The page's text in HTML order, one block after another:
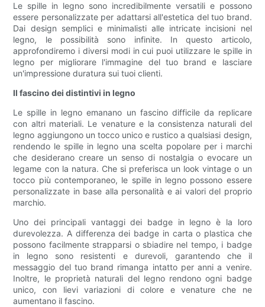
Le spille in legno sono incredibilmente versatili e possono
essere personalizzate per adattarsi all'estetica del tuo brand.
Dai design semplici e minimalisti alle intricate incisioni nel
legno, le possibilità sono infinite. In questo articolo,
approfondiremo i diversi modi in cui puoi utilizzare le spille in
legno per migliorare l'immagine del tuo brand e lasciare
un'impressione duratura sui tuoi clienti.
Il fascino dei distintivi in ​​legno
Le spille in legno emanano un fascino difficile da replicare
con altri materiali. Le venature e la consistenza naturali del
legno aggiungono un tocco unico e rustico a qualsiasi design,
rendendo le spille in legno una scelta popolare per i marchi
che desiderano creare un senso di nostalgia o evocare un
legame con la natura. Che si preferisca un look vintage o un
tocco più contemporaneo, le spille in legno possono essere
personalizzate in base alla personalità e ai valori del proprio
marchio.
Uno dei principali vantaggi dei badge in legno è la loro
durevolezza. A differenza dei badge in carta o plastica che
possono facilmente strapparsi o sbiadire nel tempo, i badge
in legno sono resistenti e durevoli, garantendo che il
messaggio del tuo brand rimanga intatto per anni a venire.
Inoltre, le proprietà naturali del legno rendono ogni badge
unico, con lievi variazioni di colore e venature che ne
aumentano il fascino.